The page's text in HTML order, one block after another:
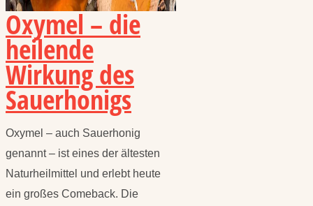
Oxymel – die
heilende
Wirkung des
Sauerhonigs
Oxymel – auch Sauerhonig
genannt – ist eines der ältesten
Naturheilmittel und erlebt heute
ein großes Comeback. Die